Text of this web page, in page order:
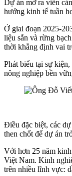
Dự án mở ra viễn
hướng kinh tế tuần
Ở giai đoạn 2025-
liệu sắn và rừng
thời khẳng định vai
Phát biểu tại sự
nông nghiệp bền
Điều đặc biệt, các
then chốt để dự án
Với hơn 25 năm
Việt Nam. Kinh
trên nhiều lĩnh vực: